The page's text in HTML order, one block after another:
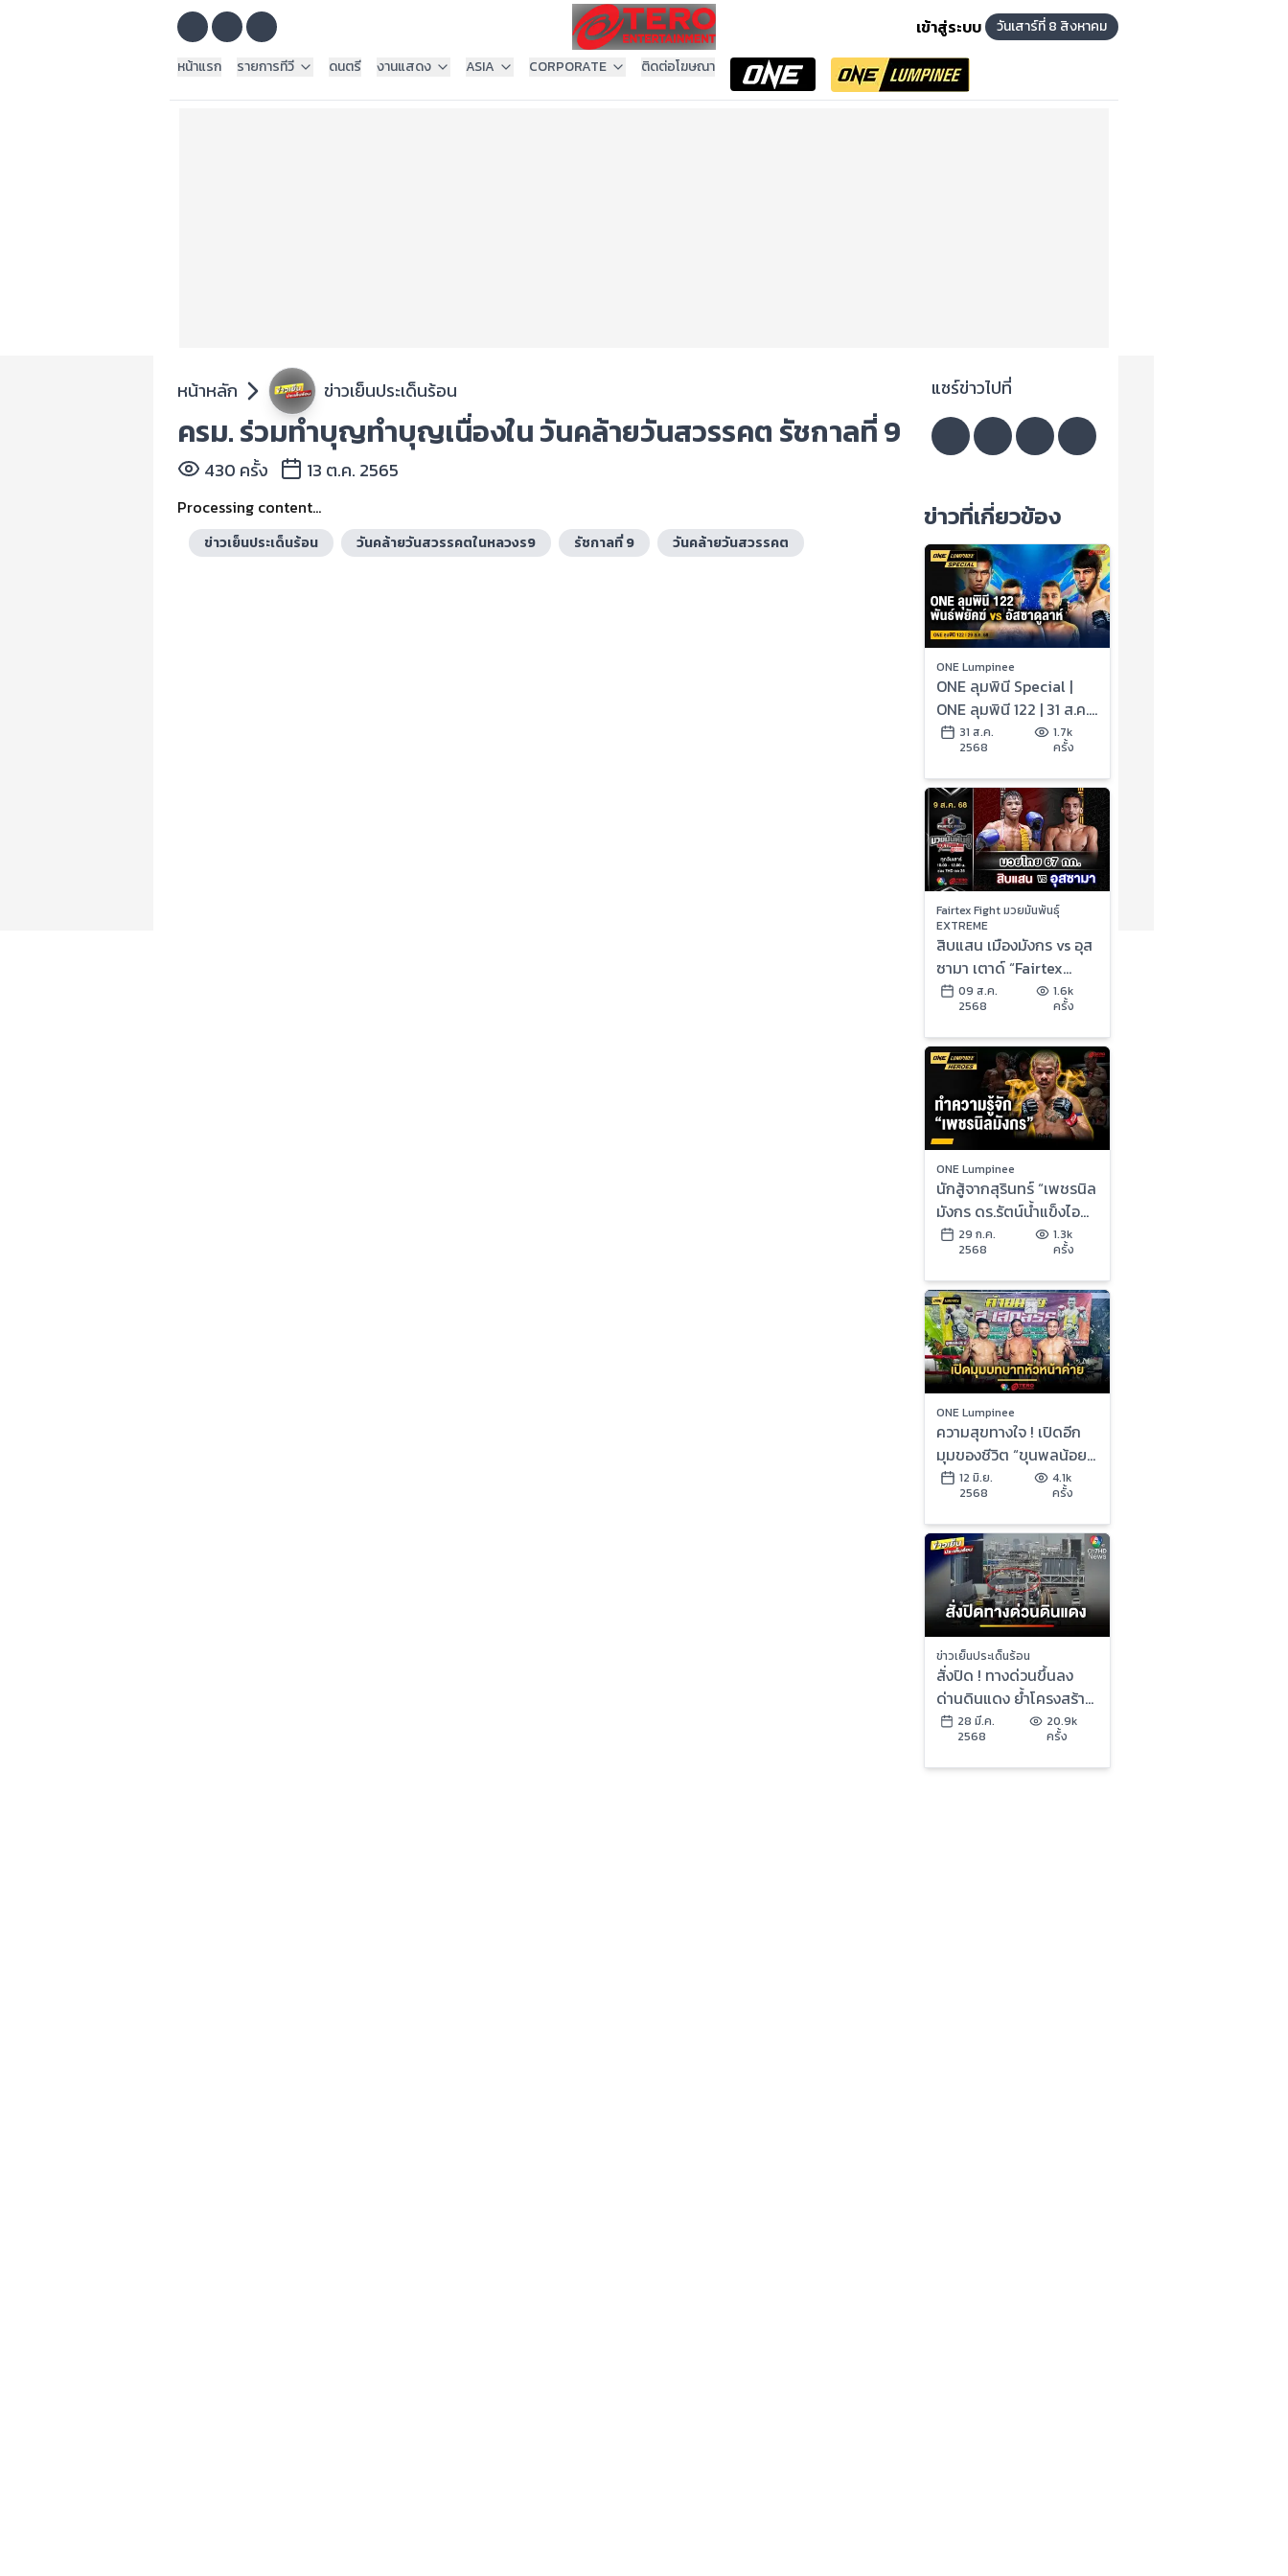
เข้าสู่ระบบ
วันเสาร์ที่ 8 สิงหาคม
หน้าแรก
รายการทีวี ดนตรี งานแสดง ASIA CORPORATE ติดต่อโฆษณา
หน้าหลัก ข่าวเย็นประเด็นร้อน
ครม. ร่วมทำบุญทำบุญเนื่องใน วันคล้ายวันสวรรคต รัชกาลที่ 9
430 ครั้ง 13 ต.ค. 2565
Processing content...
ข่าวเย็นประเด็นร้อน วันคล้ายวันสวรรคตในหลวงร9 รัชกาลที่ 9 วันคล้ายวันสวรรคต
แชร์ข่าวไปที่
ข่าวที่เกี่ยวข้อง
ONE Lumpinee
ONE ลุมพินี Special |
ONE ลุมพินี 122 | 31 ส.ค.
2568 | Ch7HD
31 ส.ค.
2568
1.7k
ครั้ง
Fairtex Fight มวยมันพันธุ์
EXTREME
สิบแสน เมืองมังกร vs อุส
ซามา เตาด์ “Fairtex
Fight มวยมันพันธุ์
EXTREME” (9 ส.ค.68)
09 ส.ค.
2568
1.6k
ครั้ง
ONE Lumpinee
นักสู้จากสุรินทร์ “เพชรนิล
มังกร ดร.รัตน์น้ำแข็งไอซ์
แลนด์” | ONE ลุมพินี
Heroes | 29 ก.ค. 68 |
Ch7HD
29 ก.ค.
2568
1.3k
ครั้ง
ONE Lumpinee
ความสุขทางใจ ! เปิดอีก
มุมของชีวิต “ขุนพลน้อย”
กับบทบาทหัวหน้าค่าย
ส.เสกสรร
12 มิ.ย.
2568
4.1k
ครั้ง
ข่าวเย็นประเด็นร้อน
สั่งปิด ! ทางด่วนขึ้นลง
ด่านดินแดง ย้ำโครงสร้าง
ไม่ได้รับผลกระทบ | ข่าว
เย็นประเด็นร้อน
28 มี.ค.
2568
20.9k
ครั้ง